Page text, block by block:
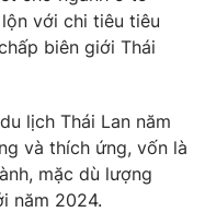
mình bằng AI
với chi tiêu tiêu
biên giới Thái
lịch Thái Lan năm
và thích ứng, vốn là
mặc dù lượng
năm 2024.